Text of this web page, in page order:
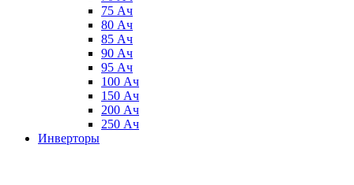
75 Ач
80 Ач
85 Ач
90 Ач
95 Ач
100 Ач
150 Ач
200 Ач
250 Ач
Инверторы